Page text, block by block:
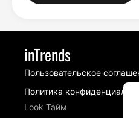
inTrends
Пользовательское
Политика
Look Тайм